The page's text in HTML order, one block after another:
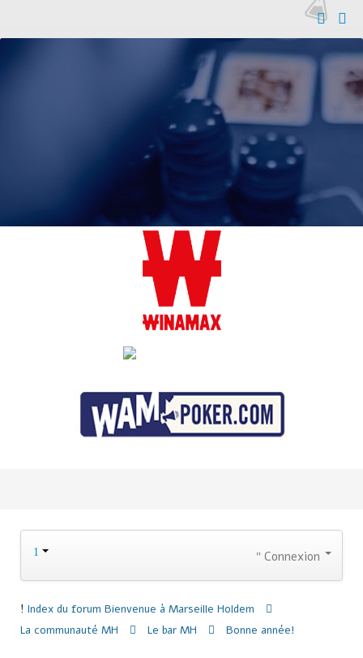
Connexion
Index du forum Bienvenue à Marseille Holdem
La communauté MH
Le bar MH Bonne année!